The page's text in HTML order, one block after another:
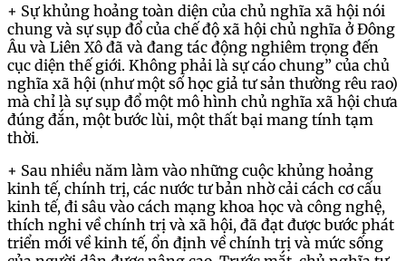
+ Sự khủng hoảng toàn diện của chủ nghĩa xã hội nói
chung và sự sụp đổ của chế độ xã hội chủ nghĩa ở Đông
Âu và Liên Xô đã và đang tác động nghiêm trọng đến
cục diện thế giới. Không phải là sự cáo chung” của chủ
nghĩa xã hội (như một số học giả tư sản thường rêu rao)
mà chỉ là sự sụp đổ một mô hình chủ nghĩa xã hội chưa
đúng đắn, một bước lùi, một thất bại mang tính tạm
thời.
+ Sau nhiều năm làm vào những cuộc khủng hoảng
kinh tế, chính trị, các nước tư bản nhờ cải cách cơ cấu
kinh tế, đi sâu vào cách mạng khoa học và công nghệ,
thích nghi về chính trị và xã hội, đã đạt được bước phát
triển mới về kinh tế, ổn định về chính trị và mức sống